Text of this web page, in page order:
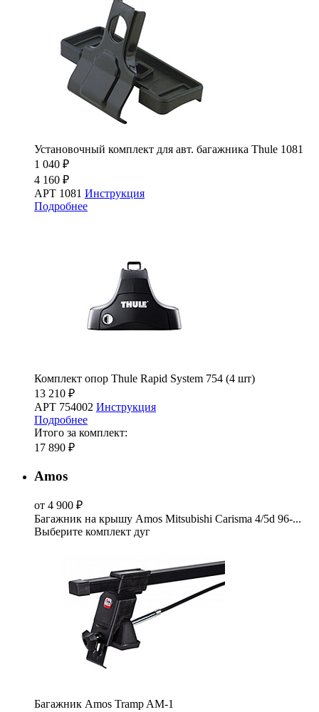
Установочный комплект для авт. багажника Thule 1081
1 040 ₽
4 160 ₽
АРТ 1081 Инструкция
Подробнее
Комплект опор Thule Rapid System 754 (4 шт)
13 210 ₽
АРТ 754002 Инструкция
Подробнее
Итого за комплект:
17 890 ₽
Amos
от 4 900 ₽
Багажник на крышу Amos Mitsubishi Carisma 4/5d 96-...
Выберите комплект дуг
Багажник Amos Tramp AM-1